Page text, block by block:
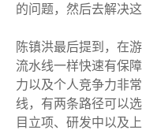
的问题，然后去解决这
陈镇洪最后提到，在
流水线一样快速有保
力以及个人竞争力非
线，有两条路径可以
目立项、研发中以及